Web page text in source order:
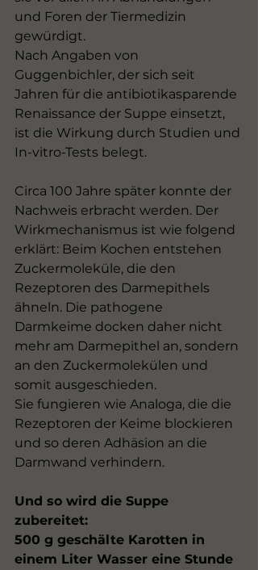
und Foren der Tiermedizin
gewürdigt.
Nach Angaben von
Guggenbichler, der sich seit
Jahren für die antibiotikasparende
Renaissance der Suppe einsetzt,
ist die Wirkung durch Studien und
In-vitro-Tests belegt.
Circa 100 Jahre später konnte der
Nachweis erbracht werden. Der
Wirkmechanismus ist wie folgend
erklärt: Beim Kochen entstehen
Zuckermoleküle, die den
Rezeptoren des Darmepithels
ähneln. Die pathogene
Darmkeime docken daher nicht
mehr am Darmepithel an, sondern
an den Zuckermolekülen und
somit ausgeschieden.
Sie fungieren wie Analoga, die die
Rezeptoren der Keime blockieren
und so deren Adhäsion an die
Darmwand verhindern.
Und so wird die Suppe
zubereitet:
500 g geschälte Karotten in
einem Liter Wasser eine Stunde